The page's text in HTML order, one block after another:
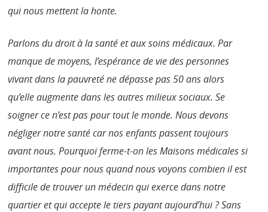
qui nous mettent la honte.
Parlons du droit à la santé et aux soins médicaux. Par
manque de moyens, l’espérance de vie des personnes
vivant dans la pauvreté ne dépasse pas 50 ans alors
qu’elle augmente dans les autres milieux sociaux. Se
soigner ce n’est pas pour tout le monde. Nous devons
négliger notre santé car nos enfants passent toujours
avant nous. Pourquoi ferme-t-on les Maisons médicales si
importantes pour nous quand nous voyons combien il est
difficile de trouver un médecin qui exerce dans notre
quartier et qui accepte le tiers payant aujourd’hui ? Sans